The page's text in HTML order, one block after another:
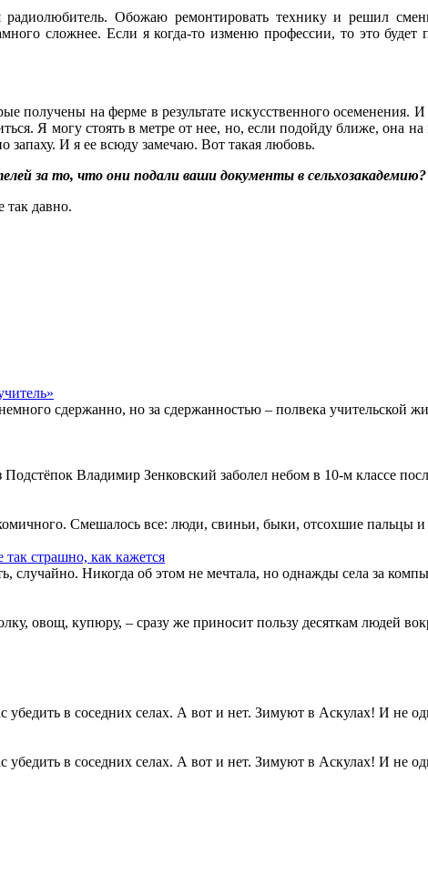
Обожаю ремонтировать технику и решил
сложнее. Если я когда-то изменю профессии, то это будет
получены на ферме в результате искусственного
Я могу стоять в метре от нее, но, если подойду ближе, она
запаху. И я ее всюду замечаю. Вот такая любовь.
за то, что они подали ваши документы в сельхозакадемию?
так давно.
сдержанно, но за сдержанностью – полвека учительской
Подстёпок Владимир Зенковский заболел небом в 10-м классе
Смешалось все: люди, свиньи, быки, отсохшие пальцы
страшно, как кажется
случайно. Никогда об этом не мечтала, но однажды села за
овощ, купюру, – сразу же приносит пользу десяткам людей
убедить в соседних селах. А вот и нет. Зимуют в Аскулах! И не
убедить в соседних селах. А вот и нет. Зимуют в Аскулах! И не